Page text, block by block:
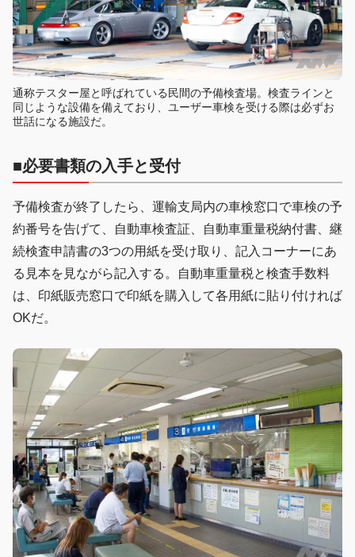
通称テスター屋と呼ばれている民間の予備検査場。検査ラインと
同じような設備を備えており、ユーザー車検を受ける際は必ずお
世話になる施設だ。
■必要書類の入手と受付
予備検査が終了したら、運輸支局内の車検窓口で車検の予
約番号を告げて、自動車検査証、自動車重量税納付書、継
続検査申請書の3つの用紙を受け取り、記入コーナーにあ
る見本を見ながら記入する。自動車重量税と検査手数料
は、印紙販売窓口で印紙を購入して各用紙に貼り付ければ
OKだ。